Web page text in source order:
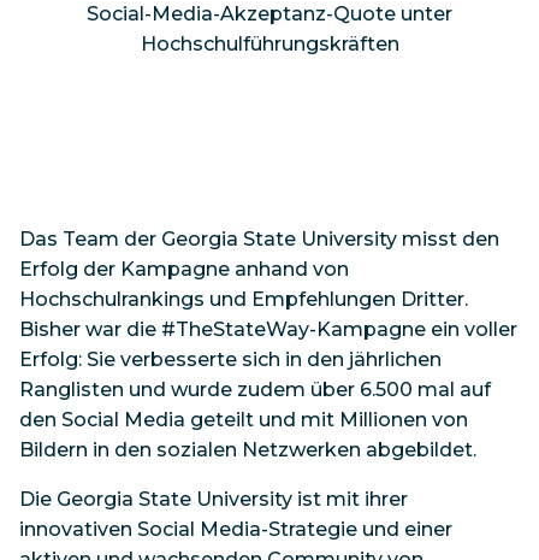
Social-Media-Akzeptanz-Quote unter
Hochschulführungskräften
Das Team der Georgia State University misst den
Erfolg der Kampagne anhand von
Hochschulrankings und Empfehlungen Dritter.
Bisher war die #TheStateWay-Kampagne ein voller
Erfolg: Sie verbesserte sich in den jährlichen
Ranglisten und wurde zudem über 6.500 mal auf
den Social Media geteilt und mit Millionen von
Bildern in den sozialen Netzwerken abgebildet.
Die Georgia State University ist mit ihrer
innovativen Social Media-Strategie und einer